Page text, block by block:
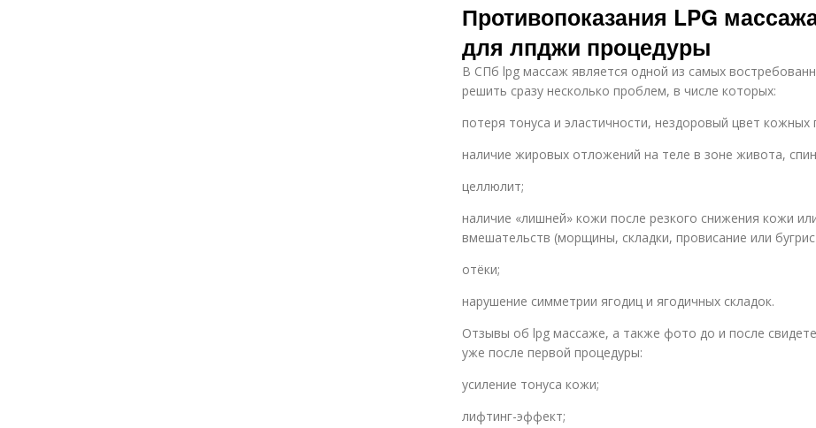
Противопоказания LPG
для лпджи процедуры
В СПб lpg массаж является одной из самых
решить сразу несколько проблем, в числе которых:
потеря тонуса и эластичности, нездоровый цвет кожных
наличие жировых отложений на теле в зоне живота,
целлюлит;
наличие «лишней» кожи после резкого снижения кожи
вмешательств (морщины, складки, провисание или
отёки;
нарушение симметрии ягодиц и ягодичных складок.
Отзывы об lpg массаже, а также фото до и после
уже после первой процедуры:
усиление тонуса кожи;
лифтинг-эффект;